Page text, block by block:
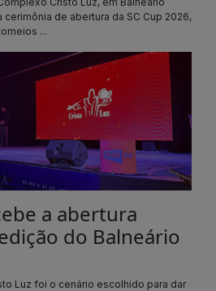
de abertura da SC Cup 2026,
...
a abertura
do Balneário
Luz foi o cenário escolhido para dar